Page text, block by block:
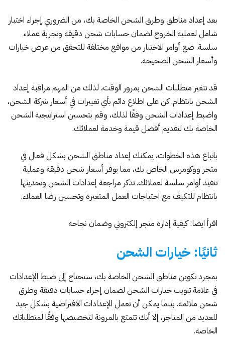
بعد إعداد مناطق وطرق الشحن الخاصة بك، من الضروري إجراء اختبار
شامل لعملية الخروج لضمان حسابات شحن دقيقة وتجربة عملاء
سلسة. ضع أوامر الاختبار من مواقع مختلفة للتحقق من عرض خيارات
وأسعار الشحن الصحيحة.
قد تتغير متطلبات الشحن بمرور الوقت، لذلك من المهم مراقبة إعداد
الشحن بانتظام. كن على اطلاع دائم بأي تغييرات في أسعار شركة الشحن،
واضبط إعدادات الشحن وفقًا لذلك، وقم بتحسين استراتيجية الشحن
الخاصة بك لتقديم أفضل قيمة وخدمة لعملائك.
باتباع هذه الخطوات، يمكنك إعداد مناطق الشحن بشكل فعال في
متجر ووكومرس الخاص بك، مما يوفر أسعار شحن دقيقة وعملية
تنفيذ أوامر سلسة لعملائك. تذكر مراجعة إعدادات الشحن وتحديثها
بانتظام للتكيف مع احتياجات العمل المتغيرة وتحسين رضا العملاء.
اقرأ ايضا:كيفية إدارة متجر إلكتروني وضمان نجاحه
ثانيًا: خيارات الشحن
بمجرد تكوين مناطق الشحن الخاصة بك، ستحتاج إلى ضبط الإعدادات
في علامة تبويب خيارات الشحن لضمان إجراء حسابات دقيقة وطرق
شحن ملائمة. بينما يمكن أن تعمل الإعدادات الافتراضية بشكل جيد
للعديد من المتاجر، إلا أنك تتمتع بالمرونة لتخصيصها وفقًا لمتطلباتك
الخاصة.